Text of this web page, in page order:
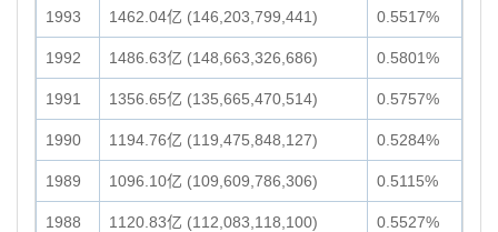
1993 1462.04亿 (146,203,799,441) 0.5517%
1992 1486.63亿 (148,663,326,686) 0.5801%
1991 1356.65亿 (135,665,470,514) 0.5757%
1990 1194.76亿 (119,475,848,127) 0.5284%
1989 1096.10亿 (109,609,786,306) 0.5115%
1988 1120.83亿 (112,083,118,100) 0.5527%